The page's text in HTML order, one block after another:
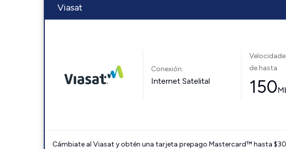
Viasat
Conexión:
Internet Satelital
de hasta
150
Cámbiate al Viasat y obtén una tarjeta prepago Mastercard™ hasta